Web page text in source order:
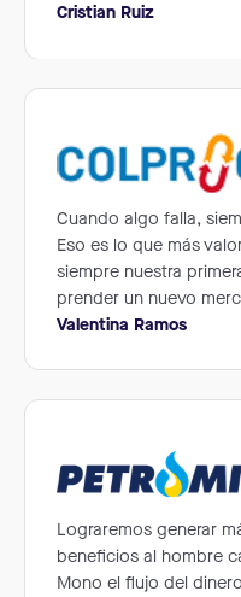
Cristian Ruiz
Cuando algo falla,
Eso es lo que más
siempre nuestra
prender un nuevo
Valentina Ramos
Lograremos generar
beneficios al hombre
Mono el flujo del